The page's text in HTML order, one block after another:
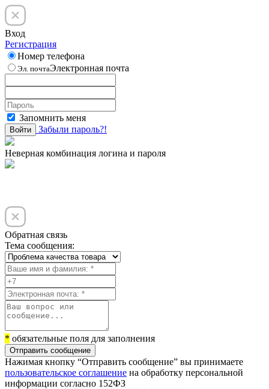
Вход
Регистрация
Номер телефона
Эл. почтаЭлектронная почта
Запомнить меня
Войти Забыли пароль?!
Неверная комбинация логина и пароля
Обратная связь
Тема сообщения:
* обязательные поля для заполнения
Отправить сообщение
Нажимая кнопку “Отправить сообщение” вы принимаете
пользовательское соглашение на обработку персональной
информации согласно 152ФЗ